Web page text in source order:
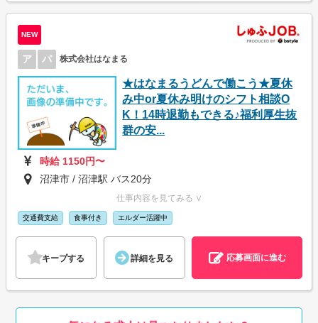
NEW
ア パ 株式会社はなまる
★はなまるうどんで働こう★夏休
み中or夏休み明けのシフト相談O
K！14時退勤もできる♪福利厚生抜
群の安...
時給 1150円〜
沼津市 / 沼津駅 バス20分
仕事内容を見てみる ∨
交通費支給 食事付き エルダー活躍中
キープする 詳細を見る 応募画面に進む